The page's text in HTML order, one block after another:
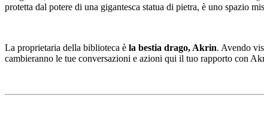
protetta dal potere di una gigantesca statua di pietra, è uno spazio
La proprietaria della biblioteca è la bestia drago, Akrin. Avendo
cambieranno le tue conversazioni e azioni qui il tuo rapporto con